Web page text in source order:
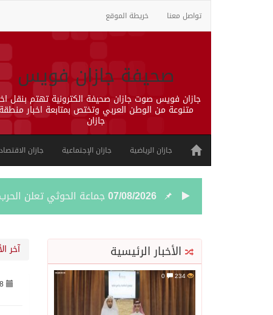
تواصل معنا خريطة الموقع
صحيفة جازان فويس
جازان فويس صوت جازان صحيفة الكترونية تهتم بنقل
متنوعة من الوطن العربي وتختص بمتابعة اخبار منطقة
جازان
جازان الرياضية جازان الإجتماعية جازان
07/08/2026جماعة الحوثي تعلن
07/08/2026مقتل شخصين وإصابة 14 إثر انفجار عبوة ناسفة داخل حافلة في ريف دمشق
07/08/2026جراء عدوان الاحتلال المتواصل
الأخبار الرئيسية
234
آخر